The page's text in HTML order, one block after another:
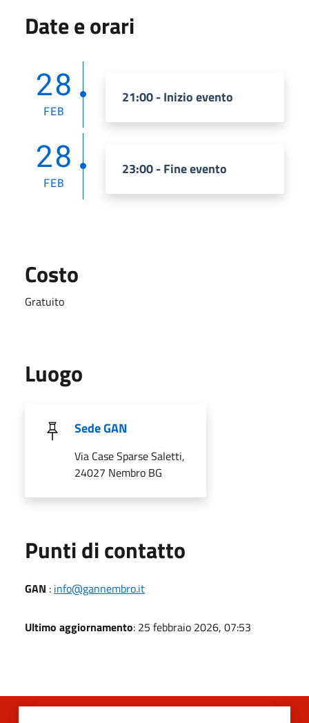
Date e orari
28
FEB
21:00 - Inizio evento
28
FEB
23:00 - Fine evento
Costo
Gratuito
Luogo
Sede GAN
Via Case Sparse Saletti,
24027 Nembro BG
Punti di contatto
GAN : info@gannembro.it
Ultimo aggiornamento: 25 febbraio 2026, 07:53